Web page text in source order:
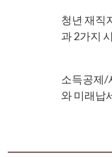
청년 재직
과 2가지
소득공제/
와 미래납